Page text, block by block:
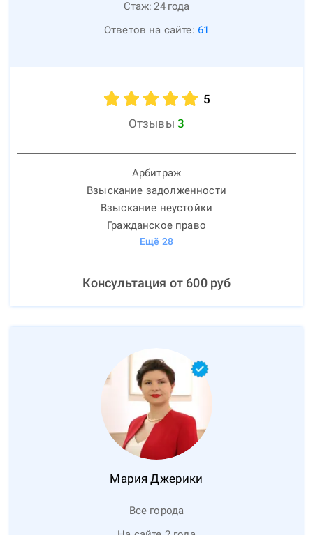
Стаж: 24 года
Ответов на сайте: 61
5
Отзывы 3
Арбитраж
Взыскание задолженности
Взыскание неустойки
Гражданское право
Ещё 28
Консультация от 600руб
Мария Джерики
Все города